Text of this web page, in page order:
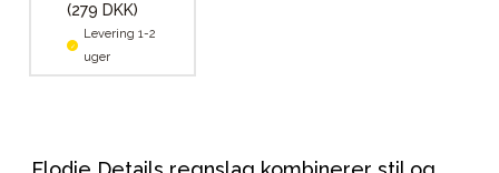
(279 DKK)
Levering 1-2
uger